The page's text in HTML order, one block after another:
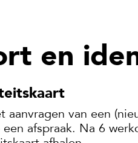
en
aanvragen van een
een afspraak. Na 6